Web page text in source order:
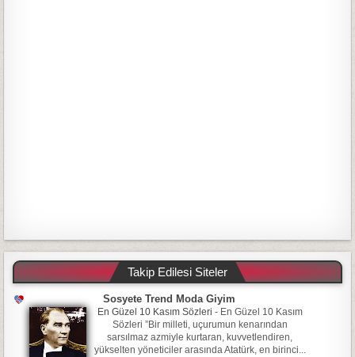
Takip Edilesi Siteler
Sosyete Trend Moda Giyim
En Güzel 10 Kasım Sözleri - En Güzel 10 Kasım
Sözleri ”Bir milleti, uçurumun kenarından
sarsılmaz azmiyle kurtaran, kuvvetlendiren,
yükselten yöneticiler arasında Atatürk, en birinci...